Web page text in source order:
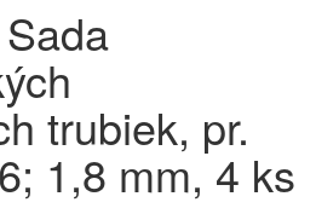
trubiek, pr.
1,8 mm, 4 ks